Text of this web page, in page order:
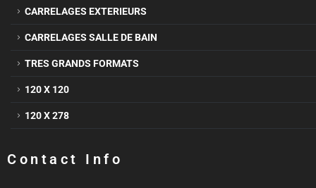
CARRELAGES EXTERIEURS
CARRELAGES SALLE DE BAIN
TRES GRANDS FORMATS
120 X 120
120 X 278
Contact Info